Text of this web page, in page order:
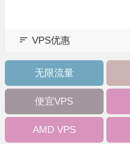
VPS优惠
无限流量
便宜VPS
AMD VPS